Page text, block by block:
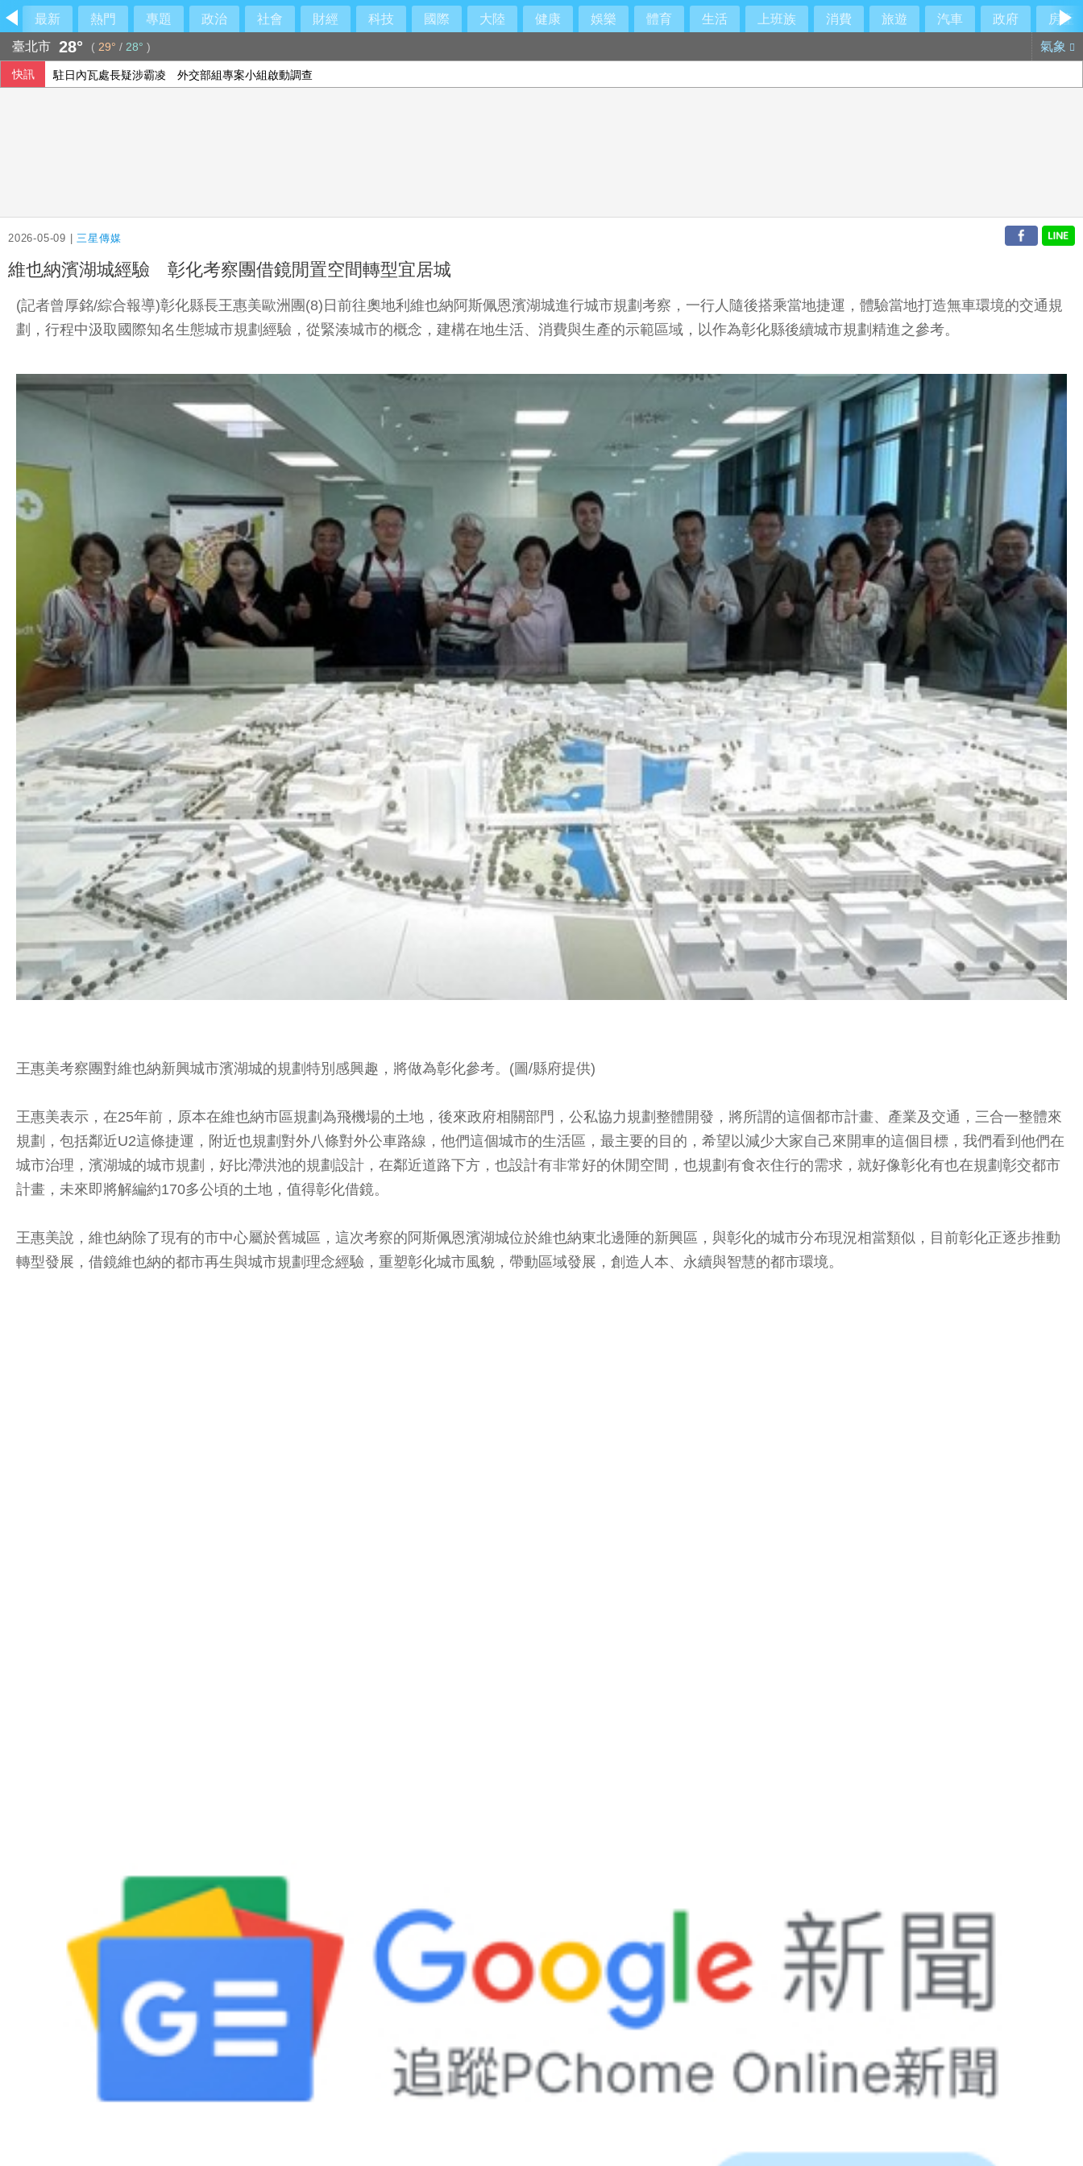
最新 熱門 專題 政治 社會 財經 科技 國際 大陸 健康 娛樂 體育 生活 上班族 消費 旅遊 汽車 政府
房產
臺北市 28° ( 29° / 28° ) 氣象
快訊 駐日內瓦處長疑涉霸凌 外交部組專案小組啟動調查
2026-05-09 |三星傳媒
維也納濱湖城經驗 彰化考察團借鏡閒置空間轉型宜居城
(記者曾厚銘/綜合報導)彰化縣長王惠美歐洲團(8)日前往奧地利維也納阿斯佩恩濱湖城進行城市規劃考察，一行人隨後搭乘當地捷運，體驗當地打造無車環境的交通規
劃，行程中汲取國際知名生態城市規劃經驗，從緊湊城市的概念，建構在地生活、消費與生產的示範區域，以作為彰化縣後續城市規劃精進之參考。
王惠美考察團對維也納新興城市濱湖城的規劃特別感興趣，將做為彰化參考。(圖/縣府提供)
王惠美表示，在25年前，原本在維也納市區規劃為飛機場的土地，後來政府相關部門，公私協力規劃整體開發，將所謂的這個都市計畫、產業及交通，三合一整體來
規劃，包括鄰近U2這條捷運，附近也規劃對外八條對外公車路線，他們這個城市的生活區，最主要的目的，希望以減少大家自己來開車的這個目標，我們看到他們在
城市治理，濱湖城的城市規劃，好比滯洪池的規劃設計，在鄰近道路下方，也設計有非常好的休閒空間，也規劃有食衣住行的需求，就好像彰化有也在規劃彰交都市
計畫，未來即將解編約170多公頃的土地，值得彰化借鏡。
王惠美說，維也納除了現有的市中心屬於舊城區，這次考察的阿斯佩恩濱湖城位於維也納東北邊陲的新興區，與彰化的城市分布現況相當類似，目前彰化正逐步推動
轉型發展，借鏡維也納的都市再生與城市規劃理念經驗，重塑彰化城市風貌，帶動區域發展，創造人本、永續與智慧的都市環境。